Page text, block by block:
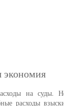
экономия
на суды.
расходы